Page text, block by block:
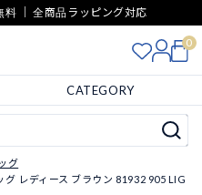
｜ 全商品ラッピング対応
0
CATEGORY
グ
レディース ブラウン 81932 905 LIG